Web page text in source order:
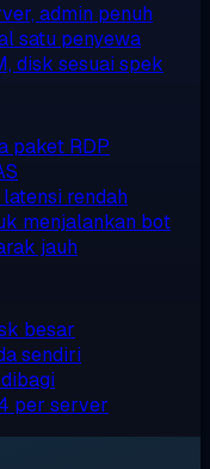
admin penuh
satu penyewa
disk sesuai spek
paket RDP
rendah
menjalankan bot
jauh
besar
sendiri
per server